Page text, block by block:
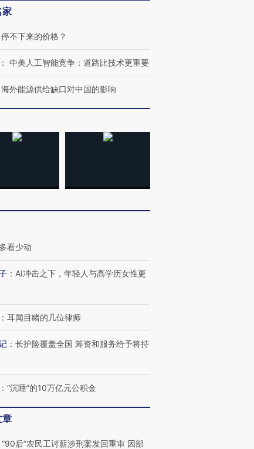
私7万
内含3种
视线｜被称为“蟑螂”的印
度Z世代 用街头抗争将教
育部长拱下台
视线｜“入侵”还是“人道危
届链博
家
停不下来的价格？
： 中美人工智能竞争：道路比技术更重要
海外能源供给缺口对中国的影响
多看少动
： AI冲击之下，年轻人与高学历女性更
： 耳闻目睹的几位律师
： 长护险覆盖全国 筹资和服务给予将持
： “沉睡”的10万亿元公积金
章
“90后”农民工讨薪涉刑案发回重审 因部